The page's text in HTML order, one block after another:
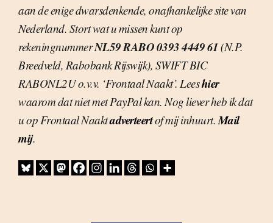
aan de enige dwarsdenkende, onafhankelijke site van
Nederland. Stort wat u missen kunt op
rekeningnummerNL59 RABO 0393 4449 61 (N.P.
Breedveld, Rabobank Rijswijk), SWIFT BIC
RABONL2U o.v.v. ‘Frontaal Naakt’. Leeshier
waarom dat niet met PayPal kan. Nog liever heb ik dat
u op Frontaal Naaktadverteertof mij inhuurt.Mail
mij.